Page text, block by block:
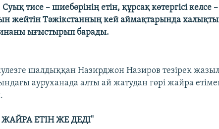
Суық тисе – шиебөрінің етін, құрсақ көтергісі
жейтін Тәжікстанның кей аймақтарында
ығыстырып барады.
шалдыққан Назирджон Назиров тезірек
ауруханада алты ай жатудан гөрі жайра
ЕТІН ЖЕ ДЕДІ"